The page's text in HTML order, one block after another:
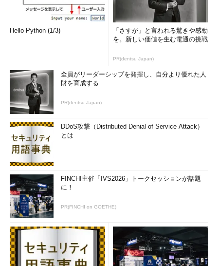
Hello Python (1/3)
「さすが」と言われる驚きや感動
を。新しい価値を生む電通の挑戦
PR(dentsu Japan)
全員がリーダーシップを発揮し、自分より優れた人
財を育成する
PR(dentsu Japan)
DDoS攻撃（Distributed Denial of Service Attack）
とは
FINCHI主催「IVS2026」トークセッションが話題
に！
PR(FINCHI on GOETHE)